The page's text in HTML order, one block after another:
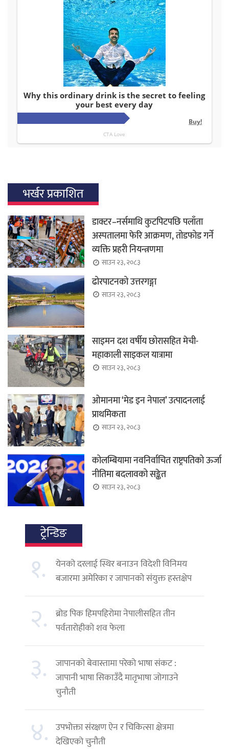
भर्खर प्रकाशित
डाक्टर–नर्समाथि कुटपिटपछि पलाँता
अस्पतालमा फेरि आक्रमण, तोडफोड गर्ने
व्यक्ति प्रहरी नियन्त्रणमा
साउन २३, २०८३
ढोरपाटनको उत्तरगङ्गा
साउन २३, २०८३
साइमन दश वर्षीय छोरासहित मेची-
महाकाली साइकल यात्रामा
साउन २३, २०८३
ओमानमा ‘मेड इन नेपाल’ उत्पादनलाई
प्राथमिकता
साउन २३, २०८३
कोलम्बियामा नवनिर्वाचित राष्ट्रपतिको ऊर्जा
नीतिमा बदलावको सङ्केत
साउन २३, २०८३
ट्रेन्डिङ
१.
येनको दरलाई स्थिर बनाउन विदेशी विनिमय
बजारमा अमेरिका र जापानको संयुक्त हस्तक्षेप
२. ब्रोड पिक हिमपहिरोमा नेपालीसहित तीन
पर्वतारोहीको शव फेला
३.
जापानको बेवास्तामा परेको भाषा संकट :
जापानी भाषा सिकाउँदै मातृभाषा जोगाउने
चुनौती
४. उपभोक्ता संरक्षण ऐन र चिकित्सा क्षेत्रमा
देखिएको चुनौती